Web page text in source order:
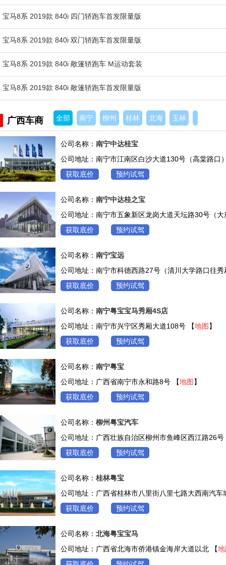
宝马8系 2019款 840i 四门轿跑车首发限量版
宝马8系 2019款 840i 双门轿跑车首发限量版
宝马8系 2019款 840i 敞篷轿跑车 M运动套装
宝马8系 2019款 840i 敞篷轿跑车首发限量版
广西车商 全部 南宁 柳州 桂林 北海 玉林
公司名称： 南宁中达桂宝
公司地址：南宁市江南区白沙大道130号（高棠路口
获取底价
预约试驾
公司名称： 南宁中达桂之宝
公司地址：南宁市五象新区龙岗大道天坛路30号（
获取底价
预约试驾
公司名称： 南宁宝远
公司地址：南宁市科德西路27号（清川大学路口往
获取底价
预约试驾
公司名称： 南宁粤宝宝马秀厢4S店
公司地址：南宁市兴宁区秀厢大道108号 【地图 】
获取底价
预约试驾
公司名称： 南宁粤宝
公司地址：广西省南宁市永和路8号 【地图 】
获取底价
预约试驾
公司名称： 柳州粤宝汽车
公司地址：广西壮族自治区柳州市鱼峰区西江路26号
获取底价
预约试驾
公司名称： 桂林粤宝
公司地址：广西省桂林市八里街八里七路大西南汽车
获取底价
预约试驾
公司名称： 北海粤宝宝马
公司地址：广西省北海市侨港镇金海岸大道以北 【